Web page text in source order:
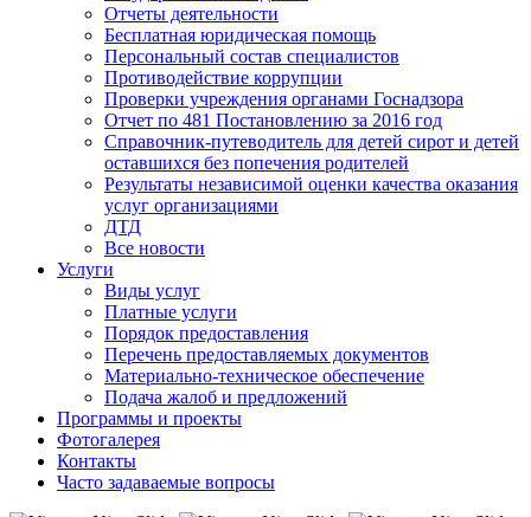
Отчеты деятельности
Бесплатная юридическая помощь
Персональный состав специалистов
Противодействие коррупции
Проверки учреждения органами Госнадзора
Отчет по 481 Постановлению за 2016 год
Справочник-путеводитель для детей сирот и детей
оставшихся без попечения родителей
Результаты независимой оценки качества оказания
услуг организациями
ДТД
Все новости
Услуги
Виды услуг
Платные услуги
Порядок предоставления
Перечень предоставляемых документов
Материально-техническое обеспечение
Подача жалоб и предложений
Программы и проекты
Фотогалерея
Контакты
Часто задаваемые вопросы